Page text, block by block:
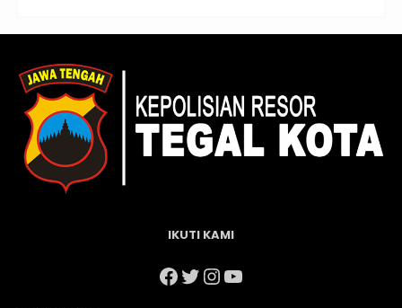
IKUTI KAMI
Facebook
Twitter
Instagram
YouTube